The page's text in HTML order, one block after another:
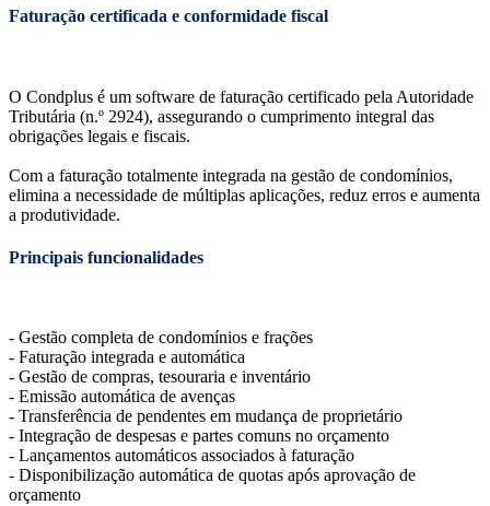
Faturação certificada e conformidade fiscal
O Condplus é um software de faturação certificado pela Autoridade
Tributária (n.º 2924), assegurando o cumprimento integral das
obrigações legais e fiscais.
Com a faturação totalmente integrada na gestão de condomínios,
elimina a necessidade de múltiplas aplicações, reduz erros e aumenta
a produtividade.
Principais funcionalidades
- Gestão completa de condomínios e frações
- Faturação integrada e automática
- Gestão de compras, tesouraria e inventário
- Emissão automática de avenças
- Transferência de pendentes em mudança de proprietário
- Integração de despesas e partes comuns no orçamento
- Lançamentos automáticos associados à faturação
- Disponibilização automática de quotas após aprovação de
orçamento